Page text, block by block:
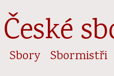
České
Sbory Sbormistři